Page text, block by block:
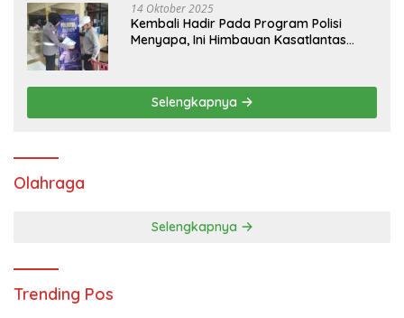
14 Oktober 2025
Kembali Hadir Pada Program Polisi
Menyapa, Ini Himbauan Kasatlantas
Selengkapnya
Olahraga
Selengkapnya
Trending Pos